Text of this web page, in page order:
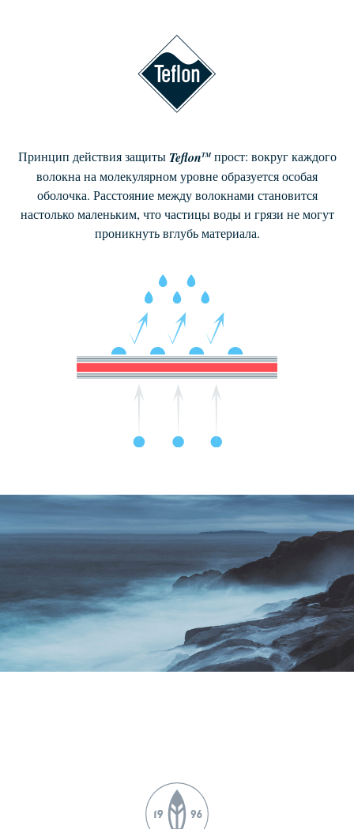
Принцип действия защиты TeflonTMпрост: вокруг каждого
волокна на молекулярном уровне образуется особая
оболочка. Расстояние между волокнами становится
настолько маленьким, что частицы воды и грязи не могут
проникнуть вглубь материала.